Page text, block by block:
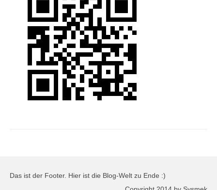
Das ist der Footer. Hier ist die Blog-Welt zu Ende :)